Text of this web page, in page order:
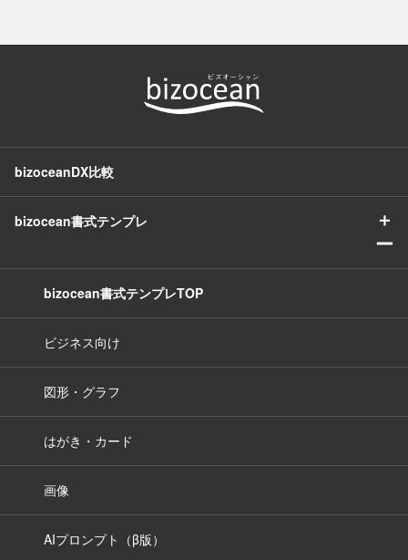
＞ 夏・冬のボーナスなど、支給月を記入して全
テンプレートの利用メリット ＜無料でダウンロ
ード・すぐに利用可能＞ 作成コストをかけず
に、必要な記録を整備できます。 ＜Excel形式
で自由にカスタマイズ＞ 支給項目や集計欄を自
社の給与体系にあわせて調整できます。 ＜シン
プルな表形式で印刷にも対応＞ 紙での保管や提
出にも対応しやすく、実務向けの使いやすいレ
イアウトです。
た、よりシンプルな領収書も無料公開中です。
ノクロ https://www.bizocean.jp/doc/detail/54836
9/ ※適格請求書（＝インボイス）とは、一定の
記載事項を満たした請求書、納品書、領収書等
bizoceanDX比較
bizocean書式テンプレ
＋
ー
bizocean書式テンプレTOP
ビジネス向け
図形・グラフ
はがき・カード
画像
AIプロンプト（β版）